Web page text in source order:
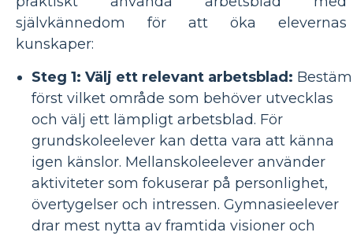
självkännedom för att öka elevernas
kunskaper:
Steg 1: Välj ett relevant arbetsblad: Bestäm
först vilket område som behöver utvecklas
och välj ett lämpligt arbetsblad. För
grundskoleelever kan detta vara att känna
igen känslor. Mellanskoleelever använder
aktiviteter som fokuserar på personlighet,
övertygelser och intressen. Gymnasieelever
drar mest nytta av framtida visioner och